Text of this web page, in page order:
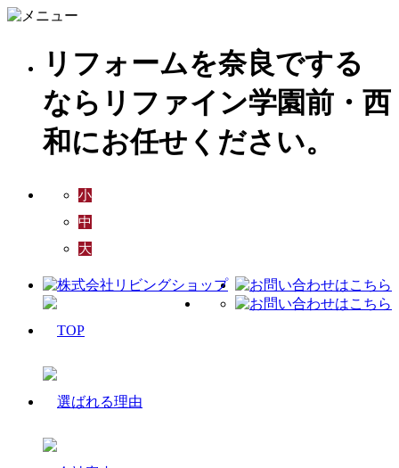
リフォームを奈良でする
ならリファイン学園前・西
和にお任せください。
小
中
大